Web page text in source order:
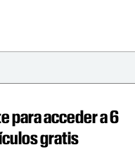
para acceder a 6
gratis